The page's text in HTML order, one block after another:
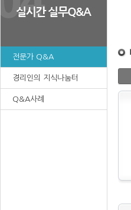
전문가 Q&A
경리인의 지식나눔터
Q&A사례